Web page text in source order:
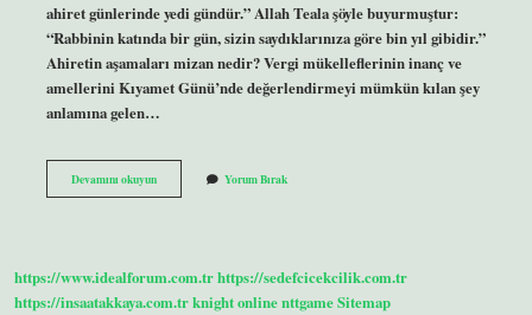
ahiret günlerinde yedi gündür.” Allah Teala şöyle buyurmuştur:
“Rabbinin katında bir gün, sizin saydıklarınıza göre bin yıl gibidir.”
Ahiretin aşamaları mizan nedir? Vergi mükelleflerinin inanç ve
amellerini Kıyamet Günü’nde değerlendirmeyi mümkün kılan şey
anlamına gelen…
Devamını okuyunAhiret
Ahvali
Yorum Bırak
https://www.idealforum.com.trhttps://sedefcicekcilik.com.tr
https://insaatakkaya.com.trknight onlinenttgameSitemap